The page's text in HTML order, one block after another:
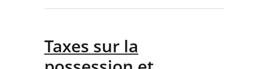
Taxes sur la